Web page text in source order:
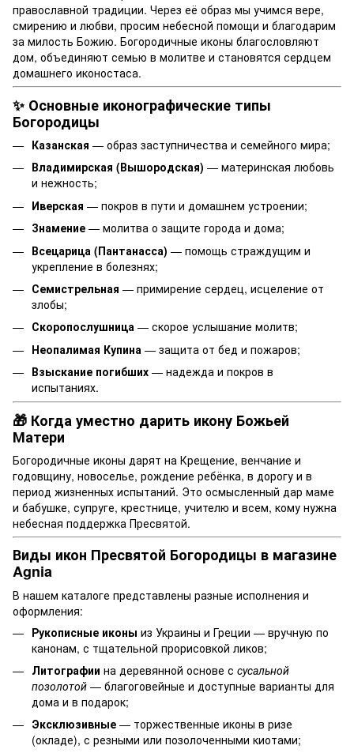
православной традиции. Через её образ мы учимся вере,
смирению и любви, просим небесной помощи и благодарим
за милость Божию. Богородичные иконы благословляют
дом, объединяют семью в молитве и становятся сердцем
домашнего иконостаса.
✨ Основные иконографические типы
Богородицы
Казанская — образ заступничества и семейного мира;
Владимирская (Вышородская) — материнская любовь
и нежность;
Иверская — покров в пути и домашнем устроении;
Знамение — молитва о защите города и дома;
Всецарица (Пантанасса) — помощь страждущим и
укрепление в болезнях;
Семистрельная — примирение сердец, исцеление от
злобы;
Скоропослушница — скорое услышание молитв;
Неопалимая Купина — защита от бед и пожаров;
Взыскание погибших — надежда и покров в
испытаниях.
🎁 Когда уместно дарить икону Божьей
Матери
Богородичные иконы дарят на Крещение, венчание и
годовщину, новоселье, рождение ребёнка, в дорогу и в
период жизненных испытаний. Это осмысленный дар маме
и бабушке, супруге, крестнице, учителю и всем, кому нужна
небесная поддержка Пресвятой.
Виды икон Пресвятой Богородицы в магазине
Agnia
В нашем каталоге представлены разные исполнения и
оформления:
Рукописные иконы из Украины и Греции — вручную по
канонам, с тщательной прорисовкой ликов;
Литографии на деревянной основе с сусальной
позолотой — благоговейные и доступные варианты для
дома и в подарок;
Эксклюзивные — торжественные иконы в ризе
(окладе), с резными или позолоченными киотами;